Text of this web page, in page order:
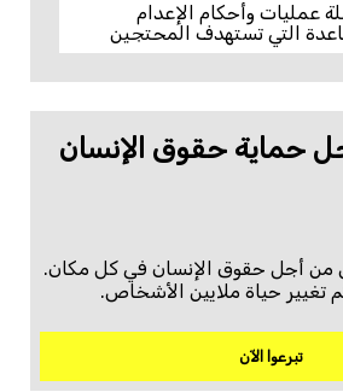
عمليات وأحكام الإعدام
التي تستهدف المحتجين
حماية حقوق الإنسان
من أجل حقوق الإنسان في كل مكان.
تغيير حياة ملايين الأشخاص.
تبرعوا الآن